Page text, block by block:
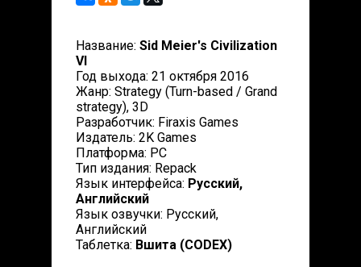
Название: Sid Meier's Civilization
VI
Год выхода: 21 октября 2016
Жанр: Strategy (Turn-based / Grand
strategy), 3D
Разработчик: Firaxis Games
Издатель: 2K Games
Платформа: PC
Тип издания: Repack
Язык интерфейса: Русский,
Английский
Язык озвучки: Русский,
Английский
Таблетка: Вшита (CODEX)